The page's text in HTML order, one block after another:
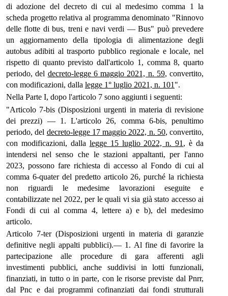
di adozione del decreto di cui al medesimo comma 1 la
scheda progetto relativa al programma denominato "Rinnovo
delle flotte di bus, treni e navi verdi — Bus" può prevedere
un aggiornamento della tipologia di alimentazione degli
autobus adibiti al trasporto pubblico regionale e locale, nel
rispetto di quanto previsto dall'articolo 1, comma 8, quarto
periodo, del decreto-legge 6 maggio 2021, n. 59, convertito,
con modificazioni, dalla legge 1° luglio 2021, n. 101 ".
Nella Parte I, dopo l'articolo 7 sono aggiunti i seguenti:
"Articolo 7-bis (Disposizioni urgenti in materia di revisione
dei prezzi) — 1. L'articolo 26, comma 6-bis, penultimo
periodo, del decreto-legge 17 maggio 2022, n. 50, convertito,
con modificazioni, dalla legge 15 luglio 2022, n. 91 , è da
intendersi nel senso che le stazioni appaltanti, per l'anno
2023, possono fare richiesta di accesso al Fondo di cui al
comma 6-quater del predetto articolo 26, purché la richiesta
non riguardi le medesime lavorazioni eseguite e
contabilizzate nel 2022, per le quali vi sia già stato accesso ai
Fondi di cui al comma 4, lettere a) e b), del medesimo
articolo.
Articolo 7-ter (Disposizioni urgenti in materia di garanzie
definitive negli appalti pubblici).— 1. Al fine di favorire la
partecipazione alle procedure di gara afferenti agli
investimenti pubblici, anche suddivisi in lotti funzionali,
finanziati, in tutto o in parte, con le risorse previste dal Pnrr,
dal Pnc e dai programmi cofinanziati dai fondi strutturali